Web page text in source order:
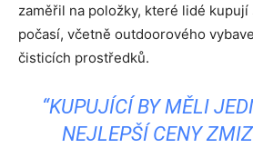
zaměřil na položky, které lidé kupují
počasí, včetně outdoorového
čisticích prostředků.
“KUPUJÍCÍ BY MĚLI
NEJLEPŠÍ CENY